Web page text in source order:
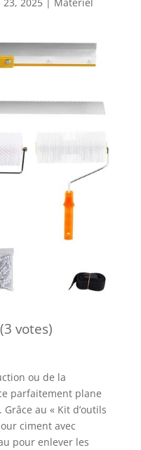
votes)
ou de la
parfaitement plane
au « Kit d’outils
ciment avec
pour enlever les